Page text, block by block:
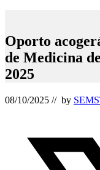
Oporto
de Medicina
2025
08/10/2025 // by